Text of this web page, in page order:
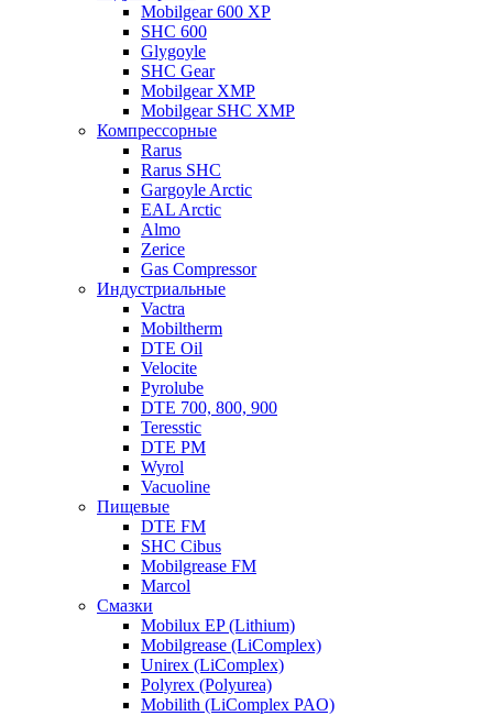
Mobilgear 600 XP
SHC 600
Glygoyle
SHC Gear
Mobilgear XMP
Mobilgear SHC XMP
Компрессорные
Rarus
Rarus SHC
Gargoyle Arctic
EAL Arctic
Almo
Zerice
Gas Compressor
Индустриальные
Vactra
Mobiltherm
DTE Oil
Velocite
Pyrolube
DTE 700, 800, 900
Teresstic
DTE PM
Wyrol
Vacuoline
Пищевые
DTE FM
SHC Cibus
Mobilgrease FM
Marcol
Смазки
Mobilux EP (Lithium)
Mobilgrease (LiComplex)
Unirex (LiComplex)
Polyrex (Polyurea)
Mobilith (LiComplex PAO)